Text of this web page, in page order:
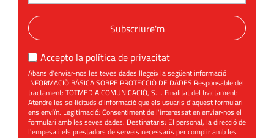
Subscriure'm
Accepto la política de privacitat
Abans d'enviar-nos les teves dades llegeix la següent informació
INFORMACIÓ BÀSICA SOBRE PROTECCIÓ DE DADES Responsable del
tractament: TOTMEDIA COMUNICACIÓ, S.L. Finalitat del tractament:
Atendre les sol·licituds d'informació que els usuaris d'aquest formulari
ens enviïn. Legitimació: Consentiment de l'interessat en enviar-nos el
formulari amb les seves dades. Destinataris: El personal, la direcció de
l'empesa i els prestadors de serveis necessaris per complir amb les